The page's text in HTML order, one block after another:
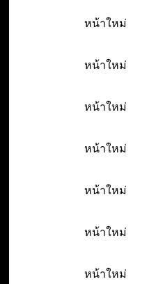
หน้าใหม่
หน้าใหม่
หน้าใหม่
หน้าใหม่
หน้าใหม่
หน้าใหม่
หน้าใหม่